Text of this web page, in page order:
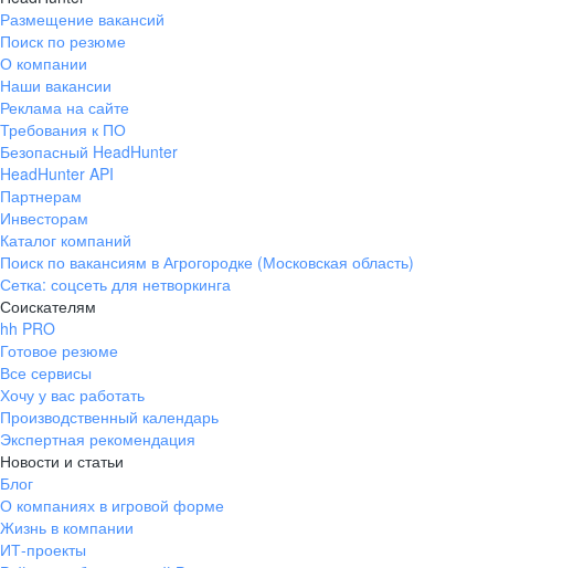
Размещение вакансий
Поиск по резюме
О компании
Наши вакансии
Реклама на сайте
Требования к ПО
Безопасный HeadHunter
HeadHunter API
Партнерам
Инвесторам
Каталог компаний
Поиск по вакансиям в Агрогородке (Московская область)
Сетка: соцсеть для нетворкинга
Соискателям
hh PRO
Готовое резюме
Все сервисы
Хочу у вас работать
Производственный календарь
Экспертная рекомендация
Новости и статьи
Блог
О компаниях в игровой форме
Жизнь в компании
ИТ-проекты